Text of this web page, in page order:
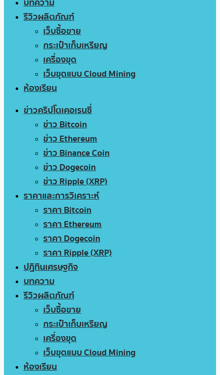
รีวิวผลิตภัณฑ์
เว็บซื้อขาย
กระเป๋าเก็บเหรียญ
เครื่องขุด
เว็บขุดแบบ Cloud Mining
ห้องเรียน
ข่าวคริปโตเคอเรนซี่
ข่าว Bitcoin
ข่าว Ethereum
ข่าว Binance Coin
ข่าว Dogecoin
ข่าว Ripple (XRP)
ราคาและการวิเคราะห์
ราคา Bitcoin
ราคา Ethereum
ราคา Dogecoin
ราคา Ripple (XRP)
ปฏิทินเศรษฐกิจ
บทความ
รีวิวผลิตภัณฑ์
เว็บซื้อขาย
กระเป๋าเก็บเหรียญ
เครื่องขุด
เว็บขุดแบบ Cloud Mining
ห้องเรียน